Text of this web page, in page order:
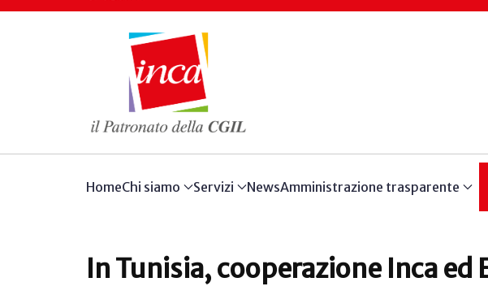
HomeChi siamo Servizi NewsAmministrazione trasparente
In Tunisia, cooperazione Inca